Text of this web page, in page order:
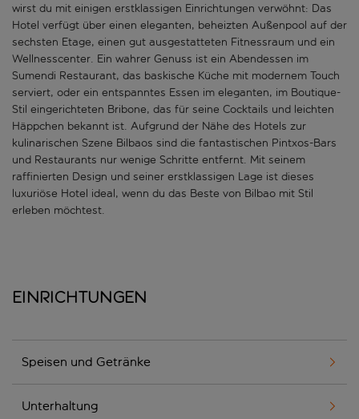
wirst du mit einigen erstklassigen Einrichtungen verwöhnt: Das
Hotel verfügt über einen eleganten, beheizten Außenpool auf der
sechsten Etage, einen gut ausgestatteten Fitnessraum und ein
Wellnesscenter. Ein wahrer Genuss ist ein Abendessen im
Sumendi Restaurant, das baskische Küche mit modernem Touch
serviert, oder ein entspanntes Essen im eleganten, im Boutique-
Stil eingerichteten Bribone, das für seine Cocktails und leichten
Häppchen bekannt ist. Aufgrund der Nähe des Hotels zur
kulinarischen Szene Bilbaos sind die fantastischen Pintxos-Bars
und Restaurants nur wenige Schritte entfernt. Mit seinem
raffinierten Design und seiner erstklassigen Lage ist dieses
luxuriöse Hotel ideal, wenn du das Beste von Bilbao mit Stil
erleben möchtest.
Einrichtungen
Speisen und Getränke
Unterhaltung